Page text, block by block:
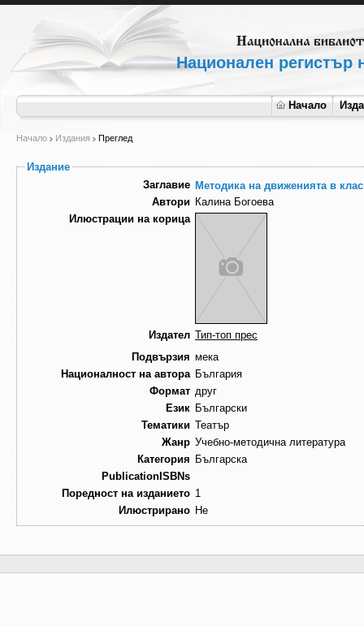
Национален регистър
Начало
Начало Издания Преглед
Издание
Заглавие Методика на движенията в
Автори Калина Богоева
Илюстрации на корица
Издател Тип-топ прес
Подвързия мека
Националност на автора България
Формат друг
Език Български
Тематики Театър
Жанр Учебно-методична литература
Категория Българска
PublicationISBNs
Поредност на изданието 1
Илюстрирано Не